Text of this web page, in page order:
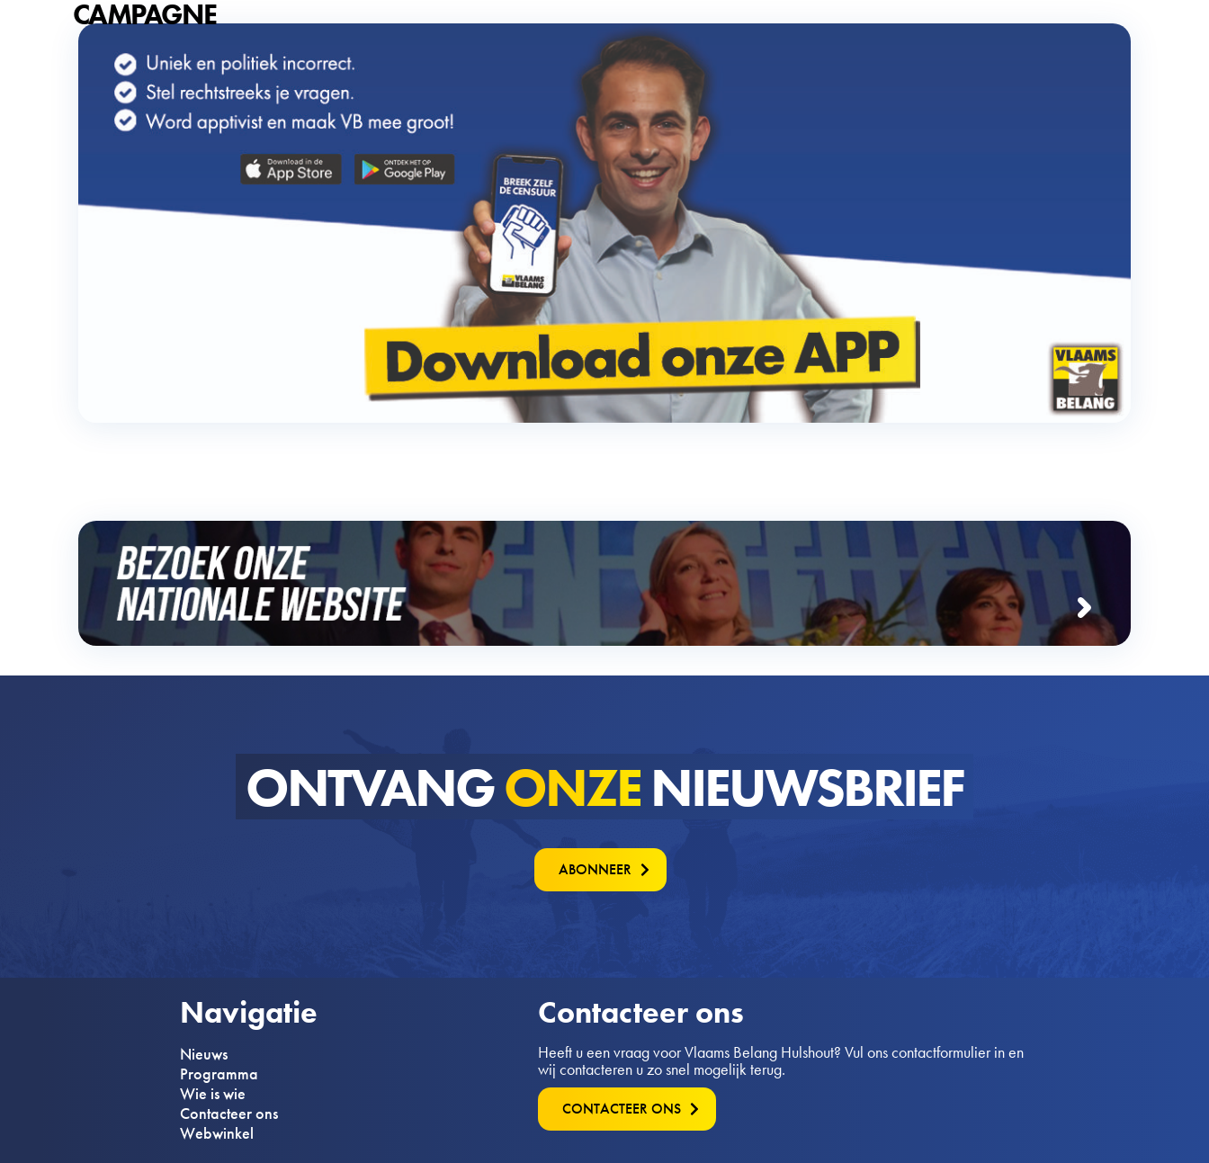
CAMPAGNE
ONTVANGONZE NIEUWSBRIEF
ABONNEER
Navigatie
Nieuws
Programma
Wie is wie
Contacteer ons
Webwinkel
Contacteer ons
Heeft u een vraag voor Vlaams Belang Hulshout? Vul ons contactformulier in en
wij contacteren u zo snel mogelijk terug.
CONTACTEER ONS